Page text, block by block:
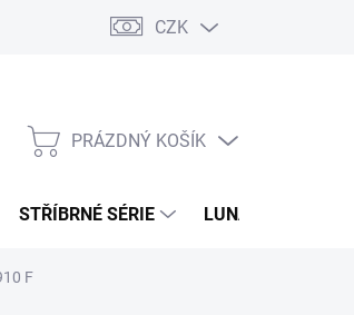
CZK
NÁKUPNÍ
PRÁZDNÝ KOŠÍK
STŘÍBRNÉ SÉRIE LUNÁRNÍ SÉRIE
F